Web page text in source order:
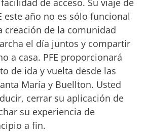
este año no es sólo funcional
creación de la comunidad
el día juntos y compartir
a casa. PFE proporcionará
de ida y vuelta desde las
María y Buellton. Usted
cerrar su aplicación de
su experiencia de
a fin.